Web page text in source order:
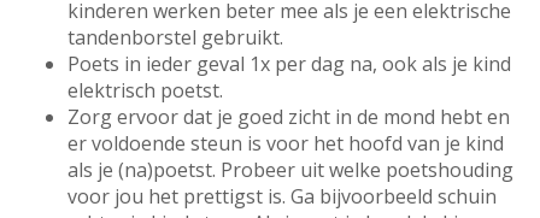
kinderen werken beter mee als je een elektrische
tandenborstel gebruikt.
Poets in ieder geval 1x per dag na, ook als je kind
elektrisch poetst.
Zorg ervoor dat je goed zicht in de mond hebt en
er voldoende steun is voor het hoofd van je kind
als je (na)poetst. Probeer uit welke poetshouding
voor jou het prettigst is. Ga bijvoorbeeld schuin